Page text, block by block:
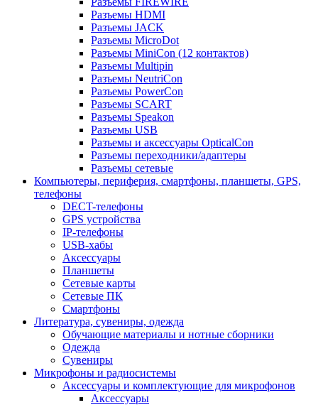
Разъемы HDMI
Разъемы JACK
Разъемы MicroDot
Разъемы MiniCon (12 контактов)
Разъемы Multipin
Разъемы NeutriCon
Разъемы PowerCon
Разъемы SCART
Разъемы Speakon
Разъемы USB
Разъемы и аксессуары OpticalCon
Разъемы переходники/адаптеры
Разъемы сетевые
Компьютеры, периферия, смартфоны, планшеты, GPS,
телефоны
DECT-телефоны
GPS устройства
IP-телефоны
USB-хабы
Аксессуары
Планшеты
Сетевые карты
Сетевые ПК
Смартфоны
Литература, сувениры, одежда
Обучающие материалы и нотные сборники
Одежда
Сувениры
Микрофоны и радиосистемы
Аксессуары и комплектующие для микрофонов
Аксессуары